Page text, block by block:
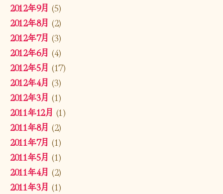
2012年9月 (5)
2012年8月 (2)
2012年7月 (3)
2012年6月 (4)
2012年5月 (17)
2012年4月 (3)
2012年3月 (1)
2011年12月 (1)
2011年8月 (2)
2011年7月 (1)
2011年5月 (1)
2011年4月 (2)
2011年3月 (1)